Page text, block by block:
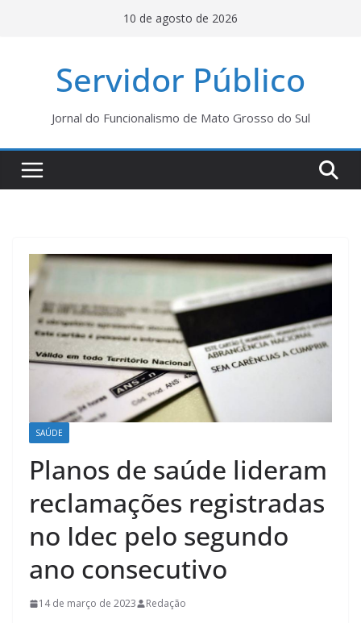
10 de agosto de 2026
Servidor Público
Jornal do Funcionalismo de Mato Grosso do Sul
SAÚDE
Planos de saúde lideram
reclamações registradas
no Idec pelo segundo
ano consecutivo
14 de março de 2023 Redação